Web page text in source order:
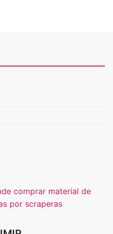
comprar material de
por scraperas